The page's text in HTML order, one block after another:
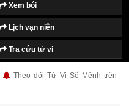
Xem bói
Lịch vạn niên
Tra cứu tử vi
Theo dõi Tử Vi Số Mệnh trên